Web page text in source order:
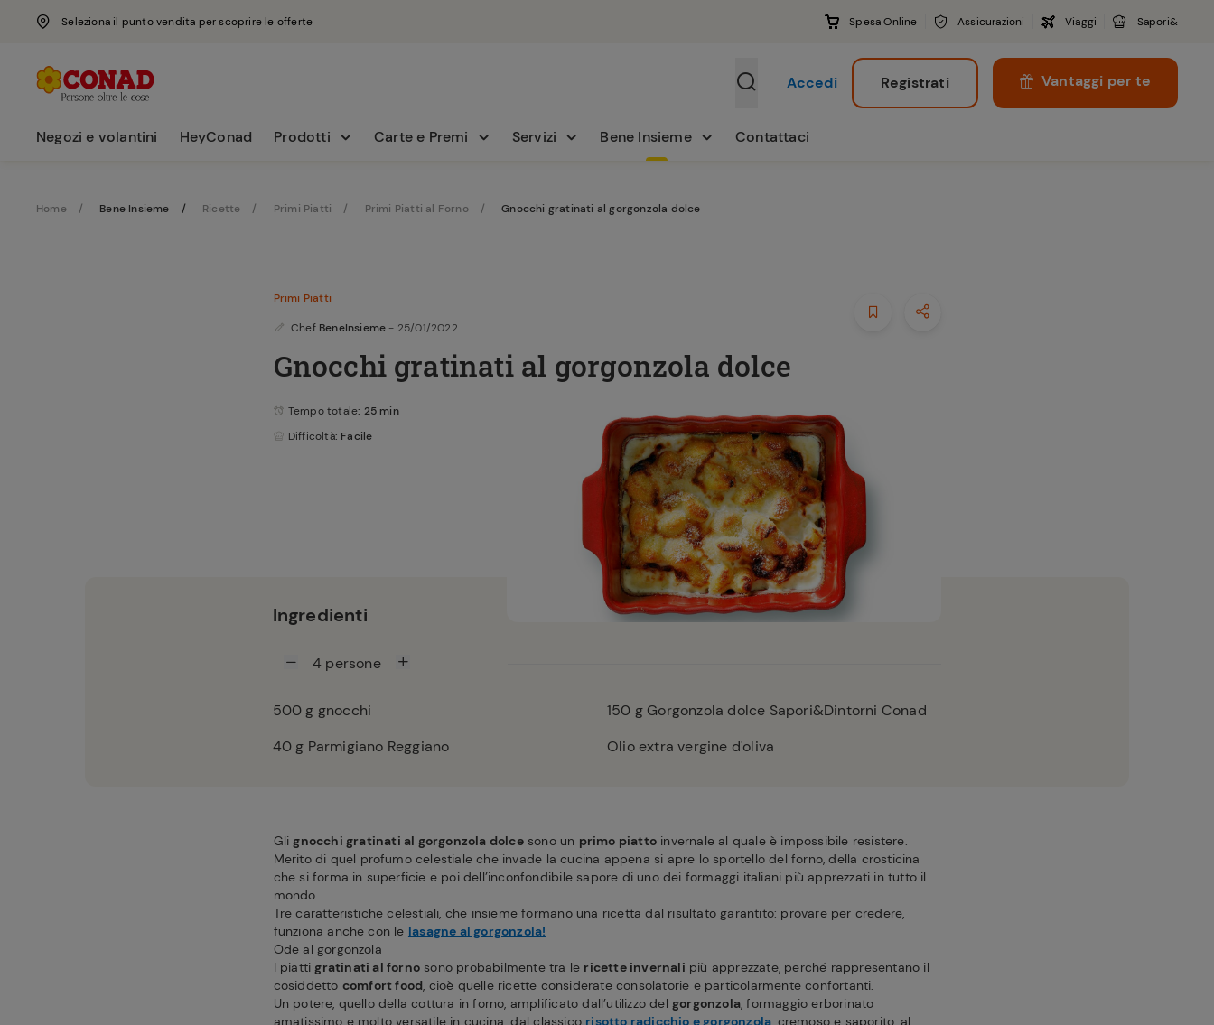
Seleziona il punto vendita per scoprire le offerte Spesa Online Assicurazioni Viaggi Sapori&
Accedi Registrati Vantaggi per te
Negozi e volantini HeyConad Prodotti Carte e Premi Servizi Bene Insieme Contattaci
Home Bene Insieme Ricette Primi Piatti Primi Piatti al Forno Gnocchi gratinati al gorgonzola dolce
Primi Piatti
Chef BeneInsieme - 25/01/2022
Gnocchi gratinati al gorgonzola dolce
Tempo totale: 25 min
Difficoltà: Facile
Ingredienti
4 persone
500g gnocchi 150 g Gorgonzola dolce Sapori&Dintorni Conad
40g Parmigiano Reggiano Olio extra vergine d'oliva
Glignocchi gratinati al gorgonzola dolcesono un primo piattoinvernale al quale è impossibile resistere.
Merito di quel profumo celestiale che invade la cucina appena si apre lo sportello del forno, della crosticina
che si forma in superficie e poi dell’inconfondibile sapore di uno dei formaggi italiani più apprezzati in tutto il
mondo.
Tre caratteristiche celestiali, che insieme formano una ricetta dal risultato garantito: provare per credere,
funziona anche con le lasagne al gorgonzola!
Ode al gorgonzola
I piattigratinati al fornosono probabilmente tra le ricette invernali più apprezzate, perché rappresentano il
cosiddetto comfort food, cioè quelle ricette considerate consolatorie e particolarmente confortanti.
Un potere, quello della cottura in forno, amplificato dall’utilizzo del gorgonzola, formaggio erborinato
amatissimo e molto versatile in cucina: dal classico risotto radicchio e gorgonzola, cremoso e saporito, al